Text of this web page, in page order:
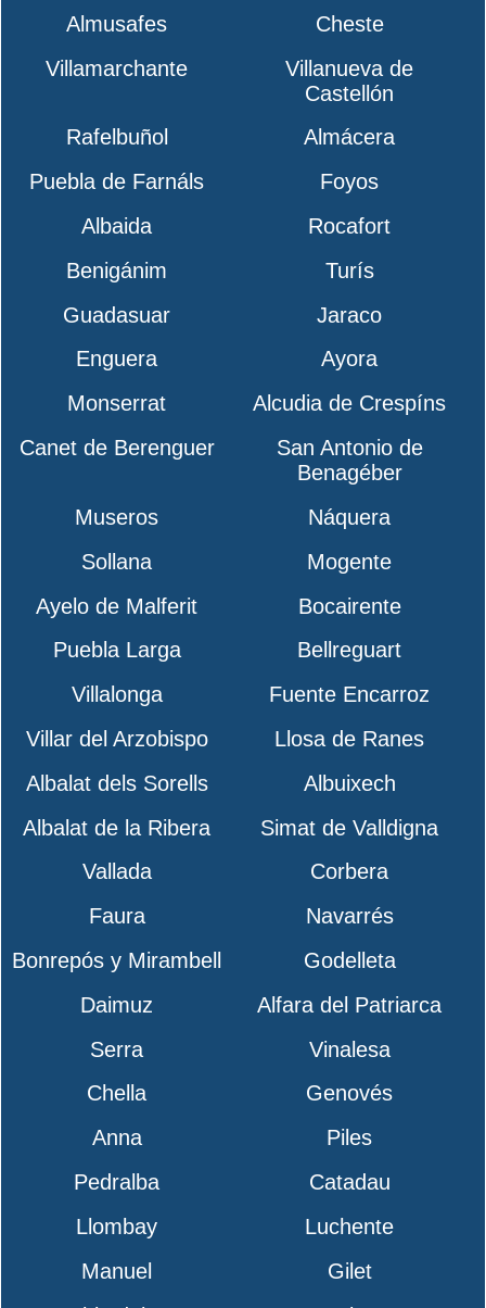
Almusafes
Cheste
Villamarchante
Villanueva de
Castellón
Rafelbuñol
Almácera
Puebla de Farnáls
Foyos
Albaida
Rocafort
Benigánim
Turís
Guadasuar
Jaraco
Enguera
Ayora
Monserrat
Alcudia de Crespíns
Canet de Berenguer
San Antonio de
Benagéber
Museros
Náquera
Sollana
Mogente
Ayelo de Malferit
Bocairente
Puebla Larga
Bellreguart
Villalonga
Fuente Encarroz
Villar del Arzobispo
Llosa de Ranes
Albalat dels Sorells
Albuixech
Albalat de la Ribera
Simat de Valldigna
Vallada
Corbera
Faura
Navarrés
Bonrepós y Mirambell
Godelleta
Daimuz
Alfara del Patriarca
Serra
Vinalesa
Chella
Genovés
Anna
Piles
Pedralba
Catadau
Llombay
Luchente
Manuel
Gilet